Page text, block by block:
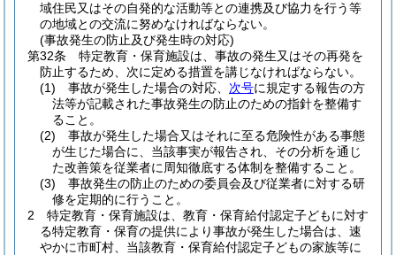
域住民又はその自発的な活動等との連携及び協力を行う等
の地域との交流に努めなければならない。
(事故発生の防止及び発生時の対応)
第32条
特定教育・保育施設は、事故の発生又はその再発を
防止するため、次に定める措置を講じなければならない。
(1)
事故が発生した場合の対応、 次号に規定する報告の方
法等が記載された事故発生の防止のための指針を整備す
ること。
(2)
事故が発生した場合又はそれに至る危険性がある事態
が生じた場合に、当該事実が報告され、その分析を通じ
た改善策を従業者に周知徹底する体制を整備すること。
(3)
事故発生の防止のための委員会及び従業者に対する研
修を定期的に行うこと。
2
特定教育・保育施設は、教育・保育給付認定子どもに対す
る特定教育・保育の提供により事故が発生した場合は、速
やかに市町村、当該教育・保育給付認定子どもの家族等に